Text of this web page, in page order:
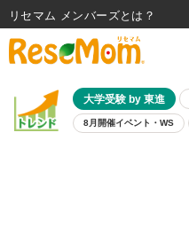
大学受験 by 東進
8月開催イベント・WS
リセマム メンバーズ